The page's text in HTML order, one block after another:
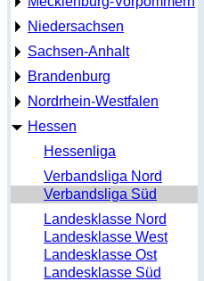
Niedersachsen
Sachsen-Anhalt
Brandenburg
Nordrhein-Westfalen
Hessen
Hessenliga
Verbandsliga Nord
Verbandsliga Süd
Landesklasse Nord
Landesklasse West
Landesklasse Ost
Landesklasse Süd